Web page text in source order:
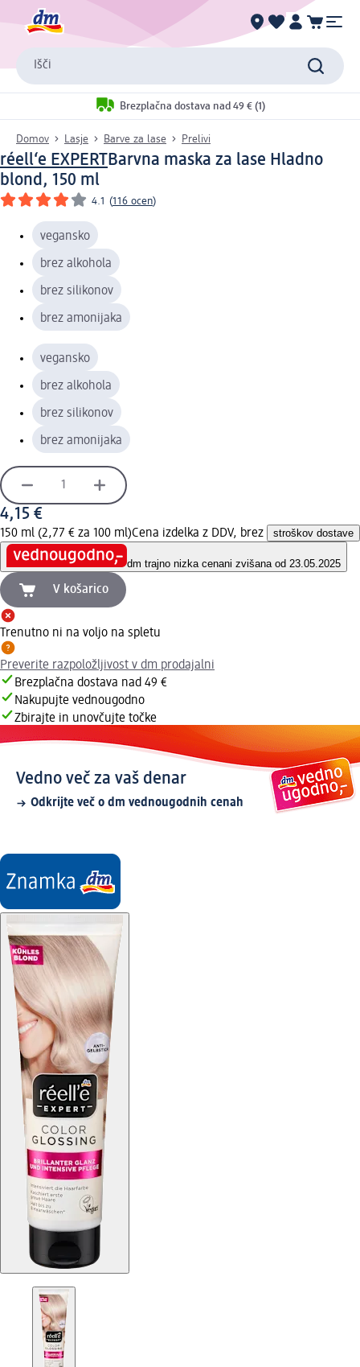
Išči
Brezplačna dostava nad 49 € (1)
Domov Lasje Barve za lase Prelivi
réell‘e EXPERTBarvna maska za lase Hladno
blond, 150 ml
4.1 (116 ocen)
vegansko
brez alkohola
brez silikonov
brez amonijaka
vegansko
brez alkohola
brez silikonov
brez amonijaka
4,15 €
150 ml (2,77 € za 100 ml)Cena izdelka z DDV, brez stroškov dostave
dm trajno nizka cenani zvišana od 23.05.2025
V košarico
Trenutno ni na voljo na spletu
Preverite razpoložljivost v dm prodajalni
Brezplačna dostava nad 49 €
Nakupujte vednougodno
Zbirajte in unovčujte točke
Vedno več za vaš denar
Odkrijte več o dm vednougodnih cenah